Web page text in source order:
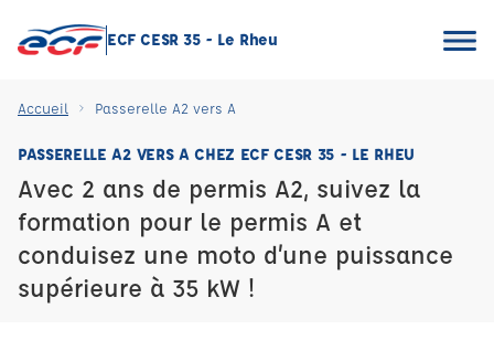
ECF CESR 35 - Le Rheu
Accueil Passerelle A2 vers A
PASSERELLE A2 VERS A CHEZ ECF CESR 35 - LE RHEU
Avec 2 ans de permis A2, suivez la
formation pour le permis A et
conduisez une moto d’une puissance
supérieure à 35 kW !